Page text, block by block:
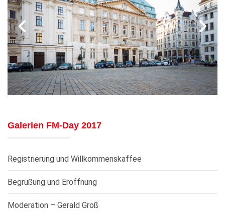
voriges
Bild
Galerien FM-Day 2017
Registrierung und Willkommenskaffee
Begrüßung und Eröffnung
Moderation – Gerald Groß